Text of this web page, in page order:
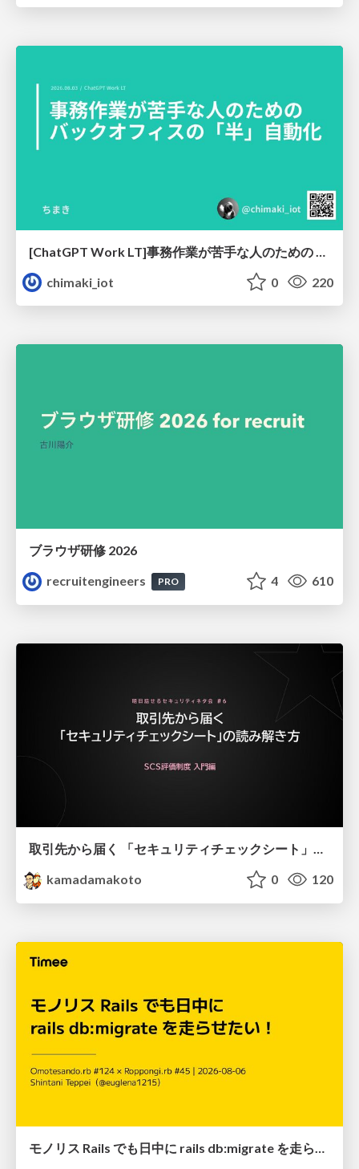
chimaki_iot
0 220
ブラウザ研修 2026
recruitengineers
PRO 4 610
取引先から届く 「セキュリティチェックシート」の読み解き方
kamadamakoto
0 120